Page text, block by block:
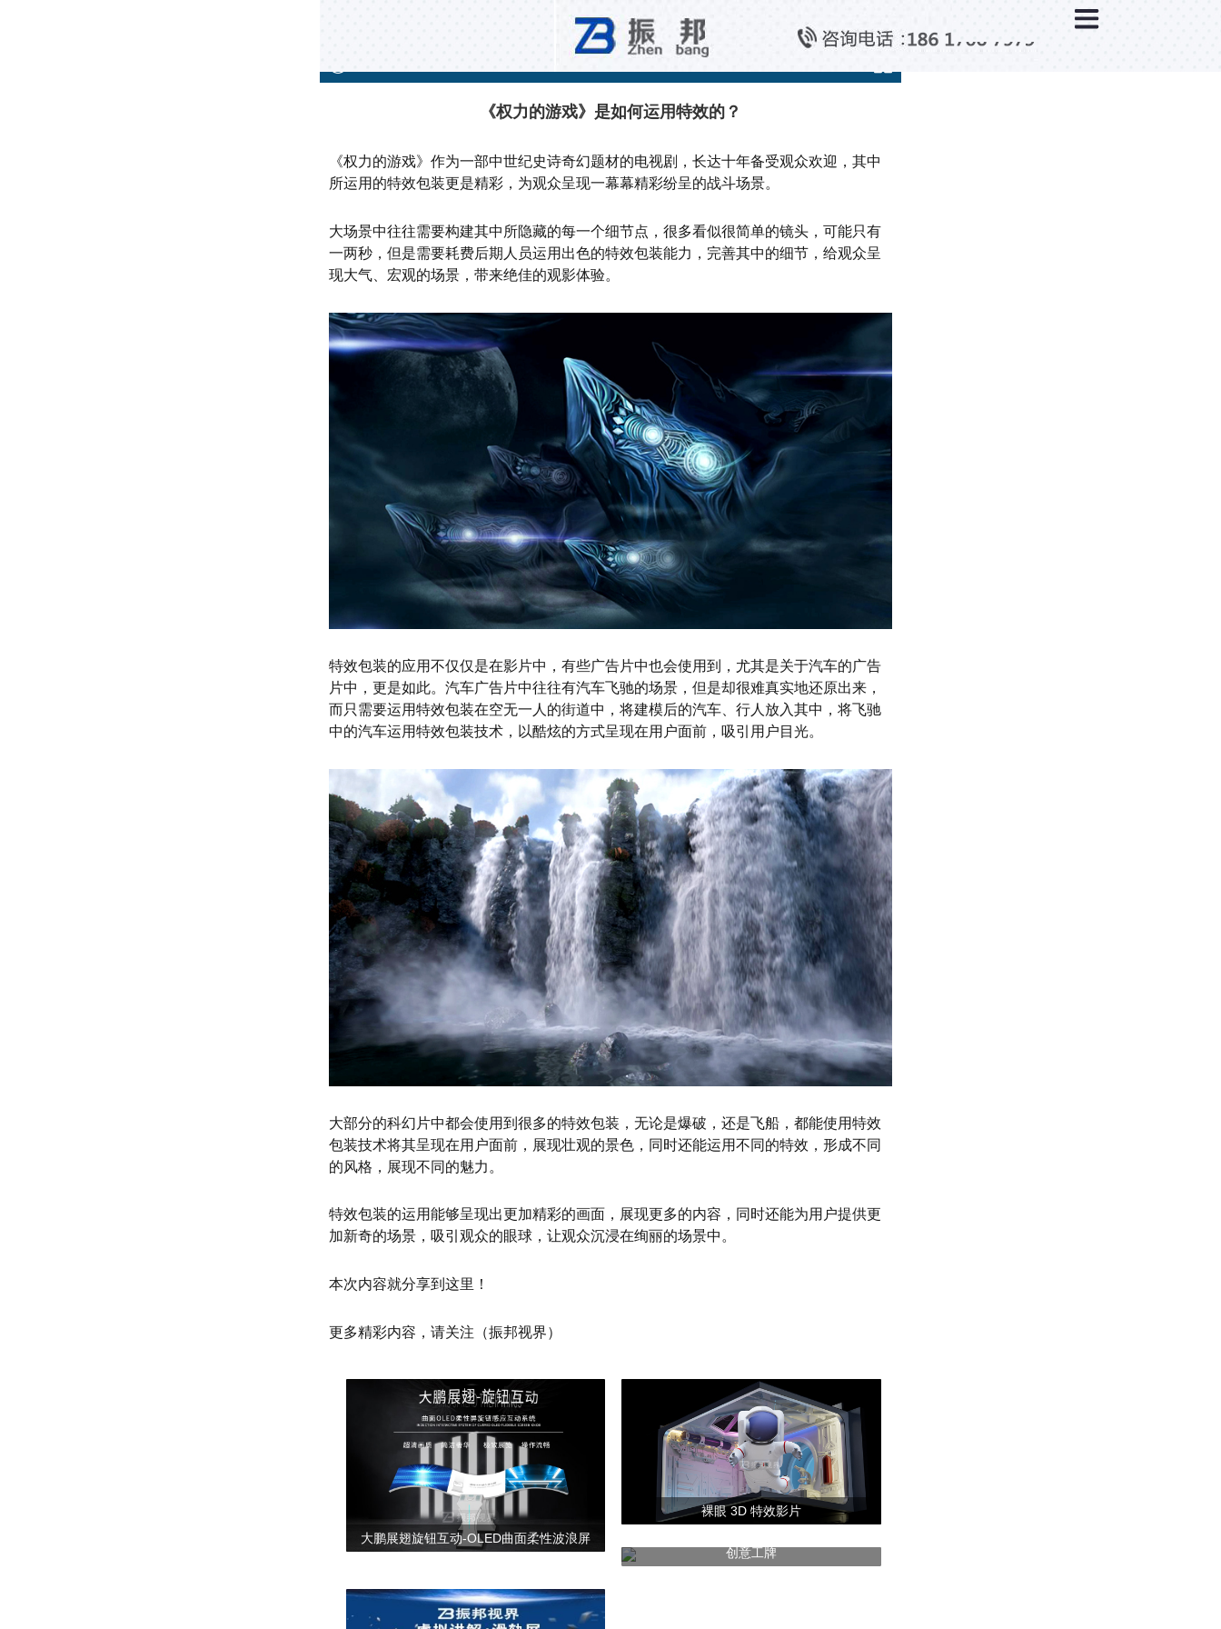
《权力的游戏》是如何运用特效的？
《权力的游戏》作为一部中世纪史诗奇幻题材的电视剧，长达十年备受观众欢迎，其中
所运用的特效包装更是精彩，为观众呈现一幕幕精彩纷呈的战斗场景。
大场景中往往需要构建其中所隐藏的每一个细节点，很多看似很简单的镜头，可能只有
一两秒，但是需要耗费后期人员运用出色的特效包装能力，完善其中的细节，给观众呈
现大气、宏观的场景，带来绝佳的观影体验。
特效包装的应用不仅仅是在影片中，有些广告片中也会使用到，尤其是关于汽车的广告
片中，更是如此。汽车广告片中往往有汽车飞驰的场景，但是却很难真实地还原出来，
而只需要运用特效包装在空无一人的街道中，将建模后的汽车、行人放入其中，将飞驰
中的汽车运用特效包装技术，以酷炫的方式呈现在用户面前，吸引用户目光。
大部分的科幻片中都会使用到很多的特效包装，无论是爆破，还是飞船，都能使用特效
包装技术将其呈现在用户面前，展现壮观的景色，同时还能运用不同的特效，形成不同
的风格，展现不同的魅力。
特效包装的运用能够呈现出更加精彩的画面，展现更多的内容，同时还能为用户提供更
加新奇的场景，吸引观众的眼球，让观众沉浸在绚丽的场景中。
本次内容就分享到这里！
更多精彩内容，请关注（振邦视界）
大鹏展翅旋钮互动-OLED曲面柔性波浪屏
裸眼 3D 特效影片
创意工牌